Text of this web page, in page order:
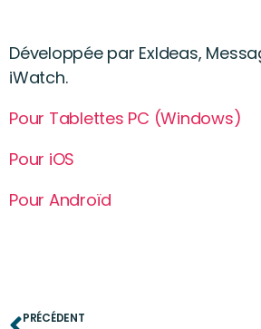
Développée par ExIdeas,
iWatch.
Pour Tablettes PC (Windows)
Pour iOS
Pour Androïd
PRÉCÉDENT